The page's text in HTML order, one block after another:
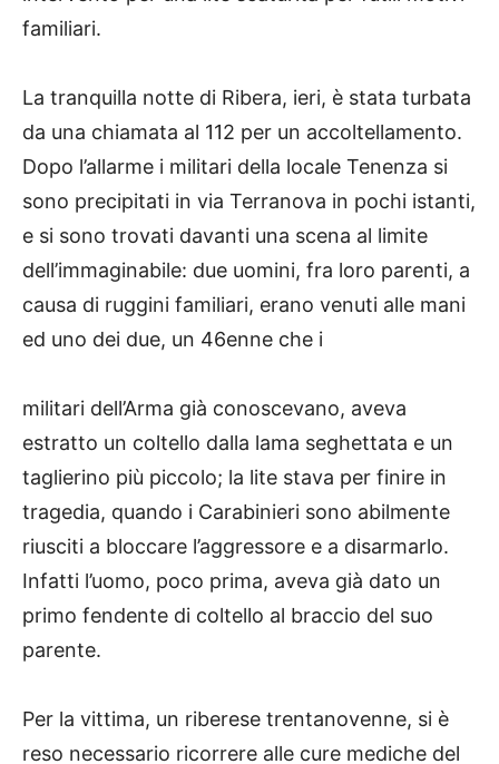
familiari.
La tranquilla notte di Ribera, ieri, è stata turbata
da una chiamata al 112 per un accoltellamento.
Dopo l’allarme i militari della locale Tenenza si
sono precipitati in via Terranova in pochi istanti,
e si sono trovati davanti una scena al limite
dell’immaginabile: due uomini, fra loro parenti, a
causa di ruggini familiari, erano venuti alle mani
ed uno dei due, un 46enne che i
militari dell’Arma già conoscevano, aveva
estratto un coltello dalla lama seghettata e un
taglierino più piccolo; la lite stava per finire in
tragedia, quando i Carabinieri sono abilmente
riusciti a bloccare l’aggressore e a disarmarlo.
Infatti l’uomo, poco prima, aveva già dato un
primo fendente di coltello al braccio del suo
parente.
Per la vittima, un riberese trentanovenne, si è
reso necessario ricorrere alle cure mediche del